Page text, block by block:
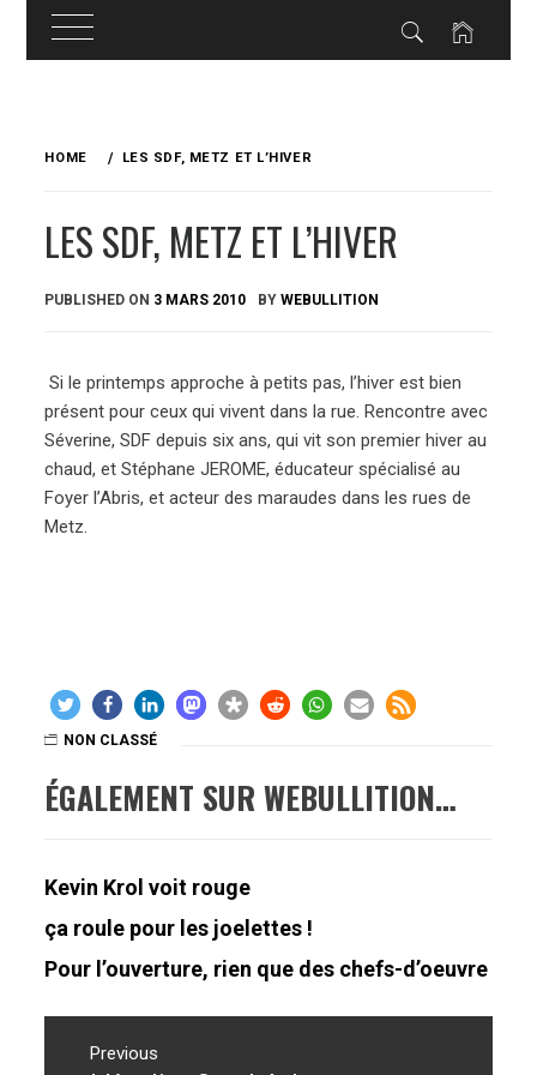
HOME LES SDF, METZ ET L’HIVER
LES SDF, METZ ET L’HIVER
PUBLISHED ON 3 MARS 2010 BYWEBULLITION
Si le printemps approche à petits pas, l’hiver est bien
présent pour ceux qui vivent dans la rue. Rencontre avec
Séverine, SDF depuis six ans, qui vit son premier hiver au
chaud, et Stéphane JEROME, éducateur spécialisé au
Foyer l’Abris, et acteur des maraudes dans les rues de
Metz.
NON CLASSÉ
ÉGALEMENT SUR WEBULLITION…
Kevin Krol voit rouge
ça roule pour les joelettes !
Pour l’ouverture, rien que des chefs-d’oeuvre
Navigation
Previous